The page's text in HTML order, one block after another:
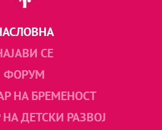
СЕ
ФОРУМ
НА БРЕМЕНОСТ
ДЕТСКИ РАЗВОЈ